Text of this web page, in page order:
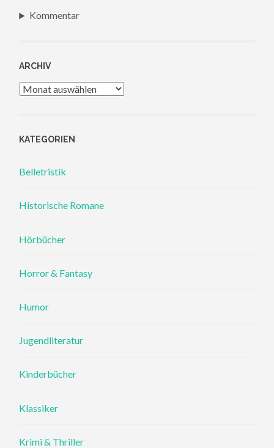
Kommentar
ARCHIV
Archiv
KATEGORIEN
Belletristik
Historische Romane
Hörbücher
Horror & Fantasy
Humor
Jugendliteratur
Kinderbücher
Klassiker
Krimi & Thriller